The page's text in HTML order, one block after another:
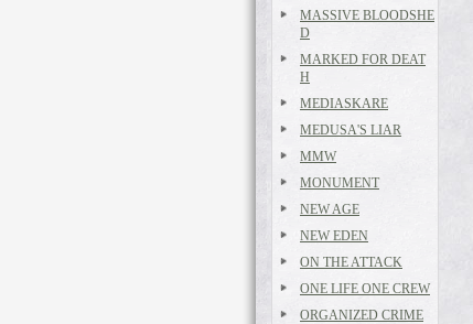
MASSIVE BLOODSHE
D
MARKED FOR DEAT
H
MEDIASKARE
MEDUSA'S LIAR
MMW
MONUMENT
NEW AGE
NEW EDEN
ON THE ATTACK
ONE LIFE ONE CREW
ORGANIZED CRIME